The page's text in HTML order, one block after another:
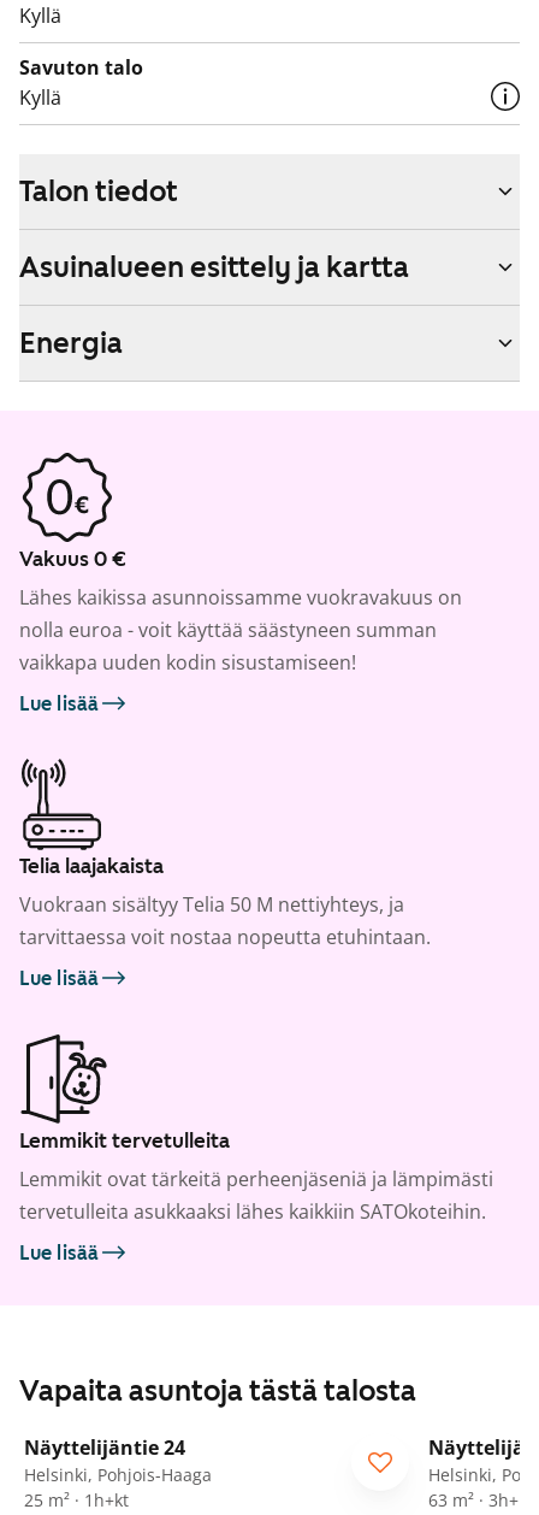
Kyllä
Savuton talo
Kyllä
Talon tiedot
Asuinalueen esittely ja kartta
Energia
Vakuus 0 €
Lähes kaikissa asunnoissamme vuokravakuus on
nolla euroa - voit käyttää säästyneen summan
vaikkapa uuden kodin sisustamiseen!
Lue lisää
Telia laajakaista
Vuokraan sisältyy Telia 50 M nettiyhteys, ja
tarvittaessa voit nostaa nopeutta etuhintaan.
Lue lisää
Lemmikit tervetulleita
Lemmikit ovat tärkeitä perheenjäseniä ja lämpimästi
tervetulleita asukkaaksi lähes kaikkiin SATOkoteihin.
Lue lisää
Vapaita asuntoja tästä talosta
/17
Näyttelijäntie 24
Helsinki, Pohjois-Haaga
25 m² · 1h+kt
Helsinki,
63 m² · 3h+kt